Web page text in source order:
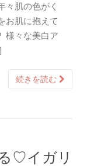
々肌の色がく
お肌に抱えて
様々な美白ア
続きを読む
♡イガリ